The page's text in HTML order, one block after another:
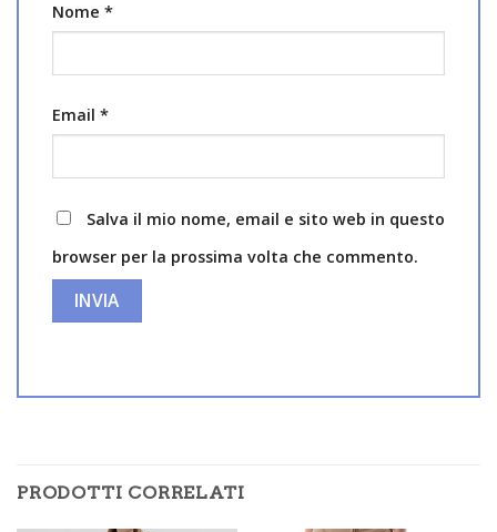
Nome *
Email *
Salva il mio nome, email e sito web in questo
browser per la prossima volta che commento.
PRODOTTI CORRELATI